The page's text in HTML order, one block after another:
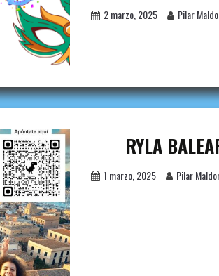
2 marzo, 2025 Pilar
RYLA
1 marzo, 2025 Pilar